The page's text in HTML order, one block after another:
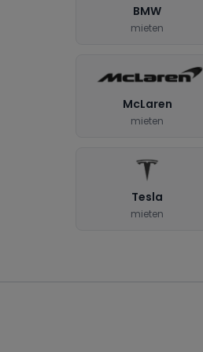
BMW
mieten
McLaren
mieten
Tesla
mieten